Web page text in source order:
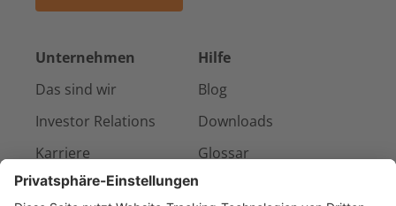
Unternehmen
Das sind wir
Investor Relations
Karriere
Presse & Medien
Hilfe
Blog
Downloads
Glossar
Kontakt